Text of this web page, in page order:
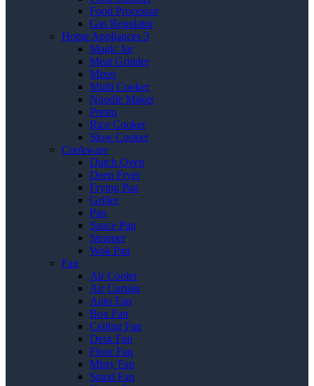
Food Processor
Gas Regulator
Home Appliances 3
Magic Jar
Meat Grinder
Mixer
Multi Cooker
Noodle Maker
Presto
Rice Cooker
Slow Cooker
Cookware
Dutch Oven
Deep Fryer
Frying Pan
Griller
Pan
Sauce Pan
Steamer
Wok Pan
Fan
Air Cooler
Air Curtain
Auto Fan
Box Fan
Ceiling Fan
Desk Fan
Floor Fan
Misty Fan
Stand Fan